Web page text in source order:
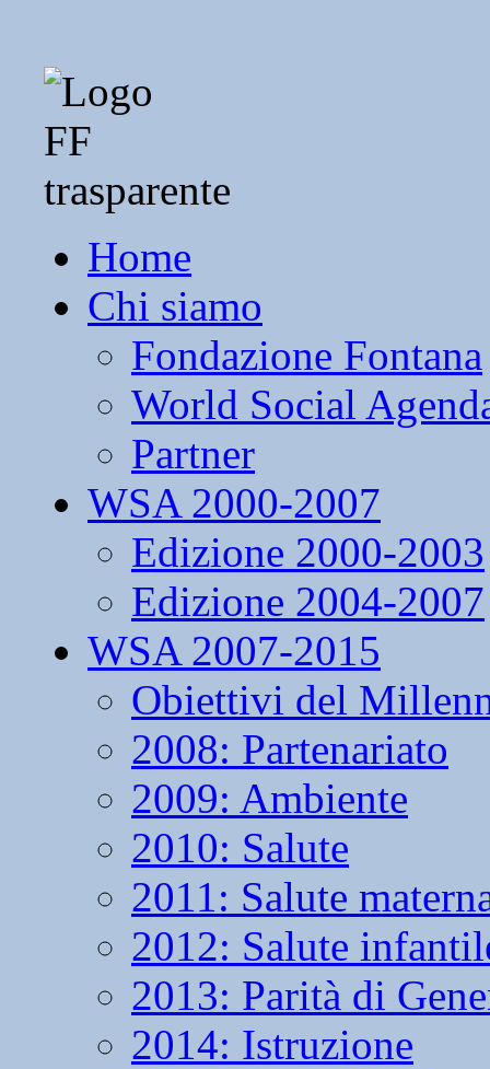
Home
Chi siamo
Fondazione Fontana
World Social
Partner
WSA 2000-2007
Edizione 2000-2003
Edizione 2004-2007
WSA 2007-2015
Obiettivi del
2008: Partenariato
2009: Ambiente
2010: Salute
2011: Salute
2012: Salute
2013: Parità di
2014: Istruzione